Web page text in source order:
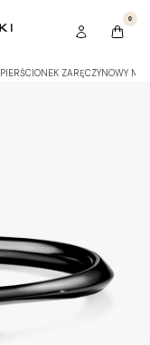
0
PIERŚCIONEK ZARĘCZYNOWY